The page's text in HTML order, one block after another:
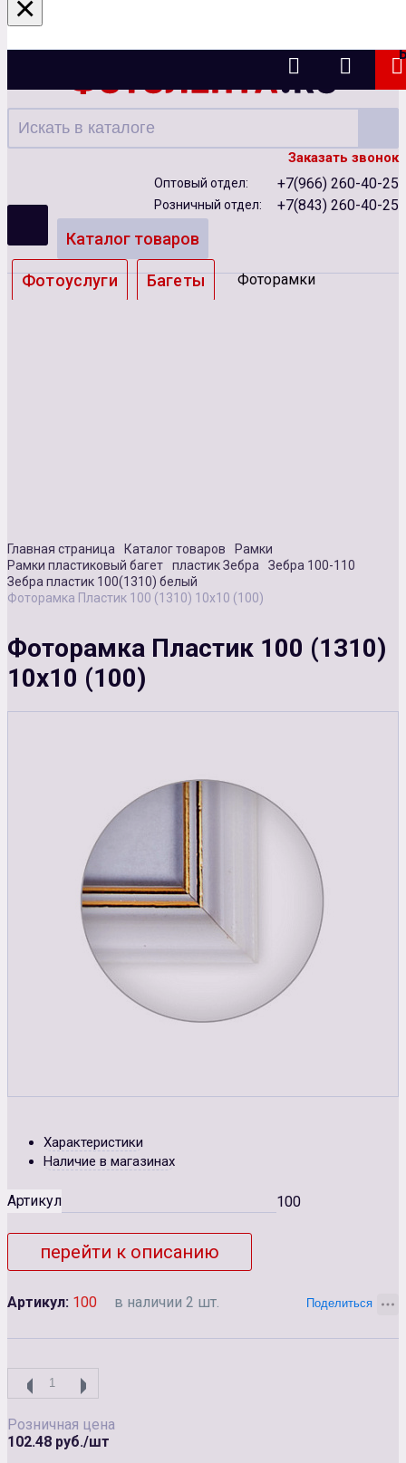
Казань
Заказать звонок
Оптовый отдел: +7(966) 260-40-25
Розничный отдел: +7(843) 260-40-25
Каталог товаров
Фотоуслуги Багеты Фоторамки
Главная страница Каталог товаров
Рамки
Рамки пластиковый багет
пластик Зебра
Зебра 100-110
Зебра пластик 100(1310) белый
Фоторамка Пластик 100 (1310) 10х10 (100)
Фоторамка Пластик 100 (1310)
10х10 (100)
Характеристики
Наличие в магазинах
Артикул 100
перейти к описанию
Артикул: 100 в наличии 2 шт.
Розничная цена
102.48 руб./шт
×